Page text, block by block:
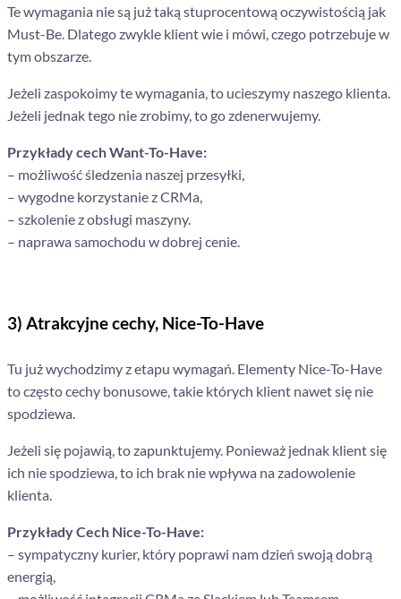
Te wymagania nie są już taką stuprocentową oczywistością jak
Must-Be. Dlatego zwykle klient wie i mówi, czego potrzebuje w
tym obszarze.
Jeżeli zaspokoimy te wymagania, to ucieszymy naszego klienta.
Jeżeli jednak tego nie zrobimy, to go zdenerwujemy.
Przykłady cech Want-To-Have:
– możliwość śledzenia naszej przesyłki,
– wygodne korzystanie z CRMa,
– szkolenie z obsługi maszyny.
– naprawa samochodu w dobrej cenie.
3) Atrakcyjne cechy, Nice-To-Have
Tu już wychodzimy z etapu wymagań. Elementy Nice-To-Have
to często cechy bonusowe, takie których klient nawet się nie
spodziewa.
Jeżeli się pojawią, to zapunktujemy. Ponieważ jednak klient się
ich nie spodziewa, to ich brak nie wpływa na zadowolenie
klienta.
Przykłady Cech Nice-To-Have:
– sympatyczny kurier, który poprawi nam dzień swoją dobrą
energią,